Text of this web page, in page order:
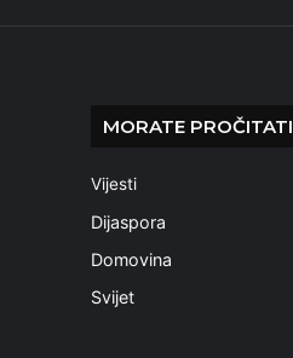
MORATE PROČITATI
Vijesti
Dijaspora
Domovina
Svijet